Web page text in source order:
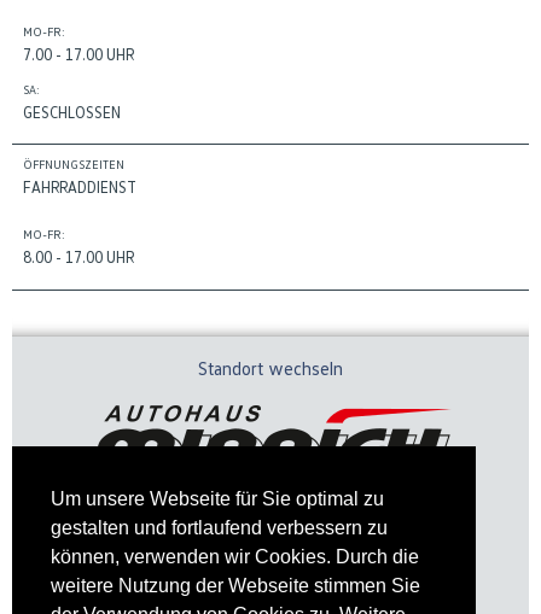
Um unsere Webseite für Sie optimal zu
gestalten und fortlaufend verbessern zu
können, verwenden wir Cookies. Durch die
weitere Nutzung der Webseite stimmen Sie
MO-FR:
7.00 - 17.00 UHR
SA:
GESCHLOSSEN
ÖFFNUNGSZEITEN
FAHRRADDIENST
MO-FR:
8.00 - 17.00 UHR
Standort wechseln